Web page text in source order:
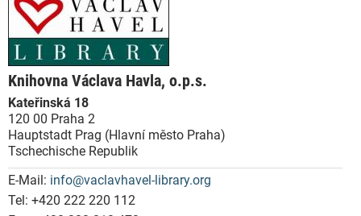
Knihovna Václava Havla, o.p.s.
Kateřinská 18
120 00 Praha 2
Hauptstadt Prag (Hlavní město Praha)
Tschechische Republik
E-Mail: info@vaclavhavel-library.org
Tel: +420 222 220 112